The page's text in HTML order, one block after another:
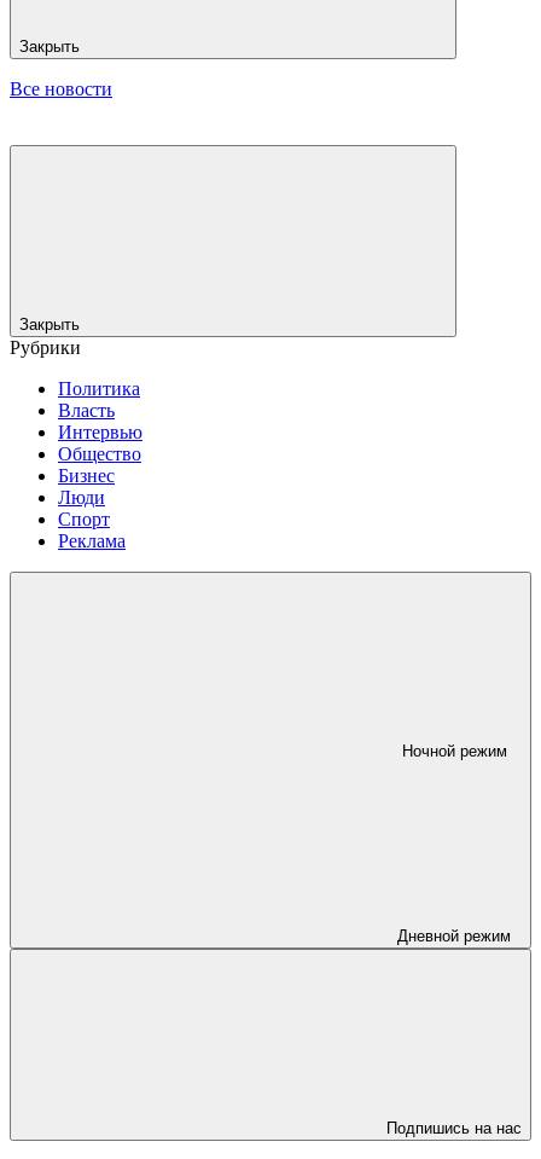
Закрыть
Все новости
Закрыть
Рубрики
Политика
Власть
Интервью
Общество
Бизнес
Люди
Спорт
Реклама
Ночной режим
Дневной режим
Подпишись на нас